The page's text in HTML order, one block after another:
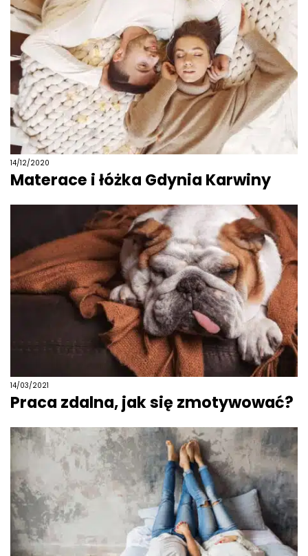
14/12/2020
Materace i łóżka Gdynia Karwiny
14/03/2021
Praca zdalna, jak się zmotywować?